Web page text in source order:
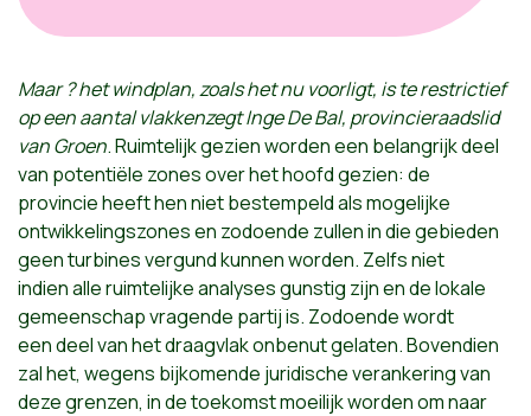
Maar ? het windplan, zoals het nu voorligt, is te restrictief
op een aantal vlakkenzegt Inge De Bal, provincieraadslid
van Groen. Ruimtelijk gezien worden een belangrijk deel
van potentiële zones over het hoofd gezien: de
provincie heeft hen niet bestempeld als mogelijke
ontwikkelingszones en zodoende zullen in die gebieden
geen turbines vergund kunnen worden. Zelfs niet
indien alle ruimtelijke analyses gunstig zijn en de lokale
gemeenschap vragende partij is. Zodoende wordt
een deel van het draagvlak onbenut gelaten. Bovendien
zal het, wegens bijkomende juridische verankering van
deze grenzen, in de toekomst moeilijk worden om naar